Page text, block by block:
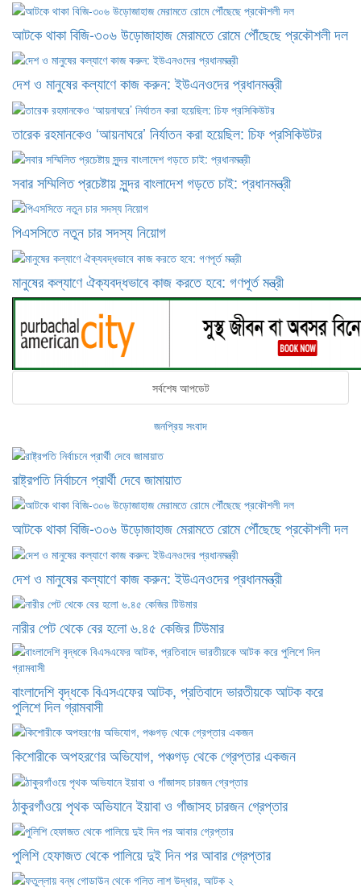
আটকে থাকা বিজি-৩০৬ উড়োজাহাজ মেরামতে রোমে পৌঁছেছে প্রকৌশলী দল
দেশ ও মানুষের কল্যাণে কাজ করুন: ইউএনওদের প্রধানমন্ত্রী
তারেক রহমানকেও ‘আয়নাঘরে’ নির্যাতন করা হয়েছিল: চিফ প্রসিকিউটর
সবার সম্মিলিত প্রচেষ্টায় সুন্দর বাংলাদেশ গড়তে চাই: প্রধানমন্ত্রী
পিএসসিতে নতুন চার সদস্য নিয়োগ
মানুষের কল্যাণে ঐক্যবদ্ধভাবে কাজ করতে হবে: গণপূর্ত মন্ত্রী
সর্বশেষ আপডেট
জনপ্রিয় সংবাদ
রাষ্ট্রপতি নির্বাচনে প্রার্থী দেবে জামায়াত
আটকে থাকা বিজি-৩০৬ উড়োজাহাজ মেরামতে রোমে পৌঁছেছে প্রকৌশলী দল
দেশ ও মানুষের কল্যাণে কাজ করুন: ইউএনওদের প্রধানমন্ত্রী
নারীর পেট থেকে বের হলো ৬.৪৫ কেজির টিউমার
বাংলাদেশি বৃদ্ধকে বিএসএফের আটক, প্রতিবাদে ভারতীয়কে আটক করে
পুলিশে দিল গ্রামবাসী
কিশোরীকে অপহরণের অভিযোগ, পঞ্চগড় থেকে গ্রেপ্তার একজন
ঠাকুরগাঁওয়ে পৃথক অভিযানে ইয়াবা ও গাঁজাসহ চারজন গ্রেপ্তার
পুলিশি হেফাজত থেকে পালিয়ে দুই দিন পর আবার গ্রেপ্তার